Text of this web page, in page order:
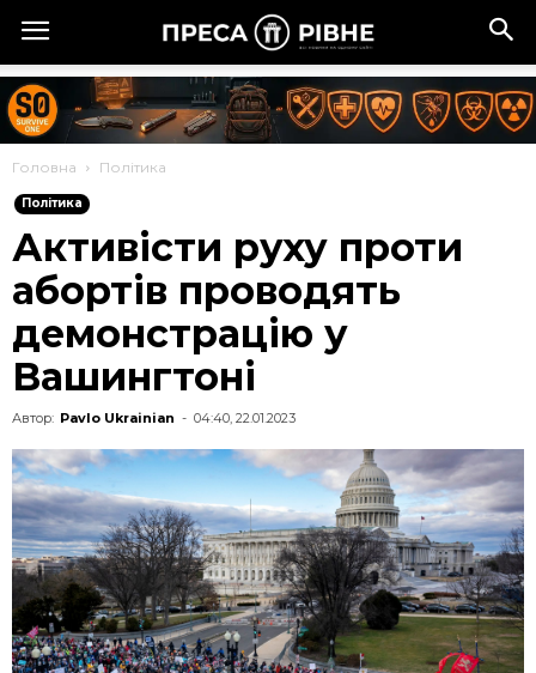
Головна Політика
Політика
Активісти руху проти
абортів проводять
демонстрацію у
Вашингтоні
Автор: Pavlo Ukrainian - 04:40, 22.01.2023